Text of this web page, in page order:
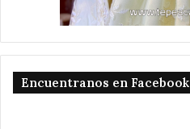
Encuentranos en Facebook